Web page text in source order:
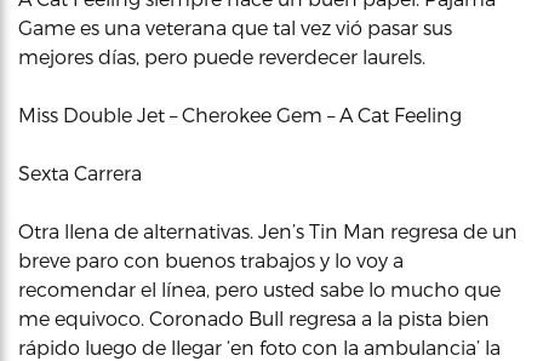
Game es una veterana que tal vez vió pasar sus
mejores días, pero puede reverdecer laurels.
Miss Double Jet – Cherokee Gem – A Cat Feeling
Sexta Carrera
Otra llena de alternativas. Jen’s Tin Man regresa de un
breve paro con buenos trabajos y lo voy a
recomendar el línea, pero usted sabe lo mucho que
me equivoco. Coronado Bull regresa a la pista bien
rápido luego de llegar ‘en foto con la ambulancia’ la